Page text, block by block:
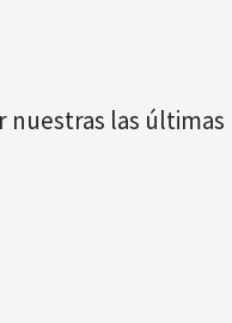
nuestras las